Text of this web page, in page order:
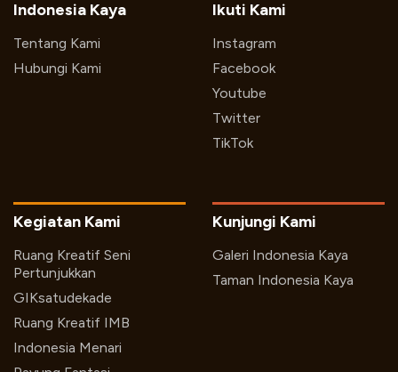
Indonesia Kaya
Tentang Kami
Hubungi Kami
Ikuti Kami
Instagram
Facebook
Youtube
Twitter
TikTok
Kegiatan Kami
Ruang Kreatif Seni
Pertunjukkan
GIKsatudekade
Ruang Kreatif IMB
Indonesia Menari
Kunjungi Kami
Galeri Indonesia Kaya
Taman Indonesia Kaya